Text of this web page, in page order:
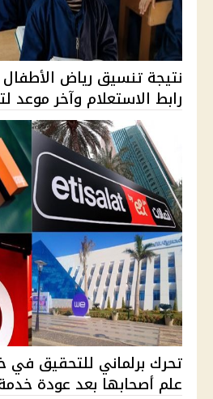
نتيجة تنسيق رياض الأطفال
رابط الاستعلام وآخر موعد
تحرك برلماني للتحقيق
علم أصحابها بعد عودة